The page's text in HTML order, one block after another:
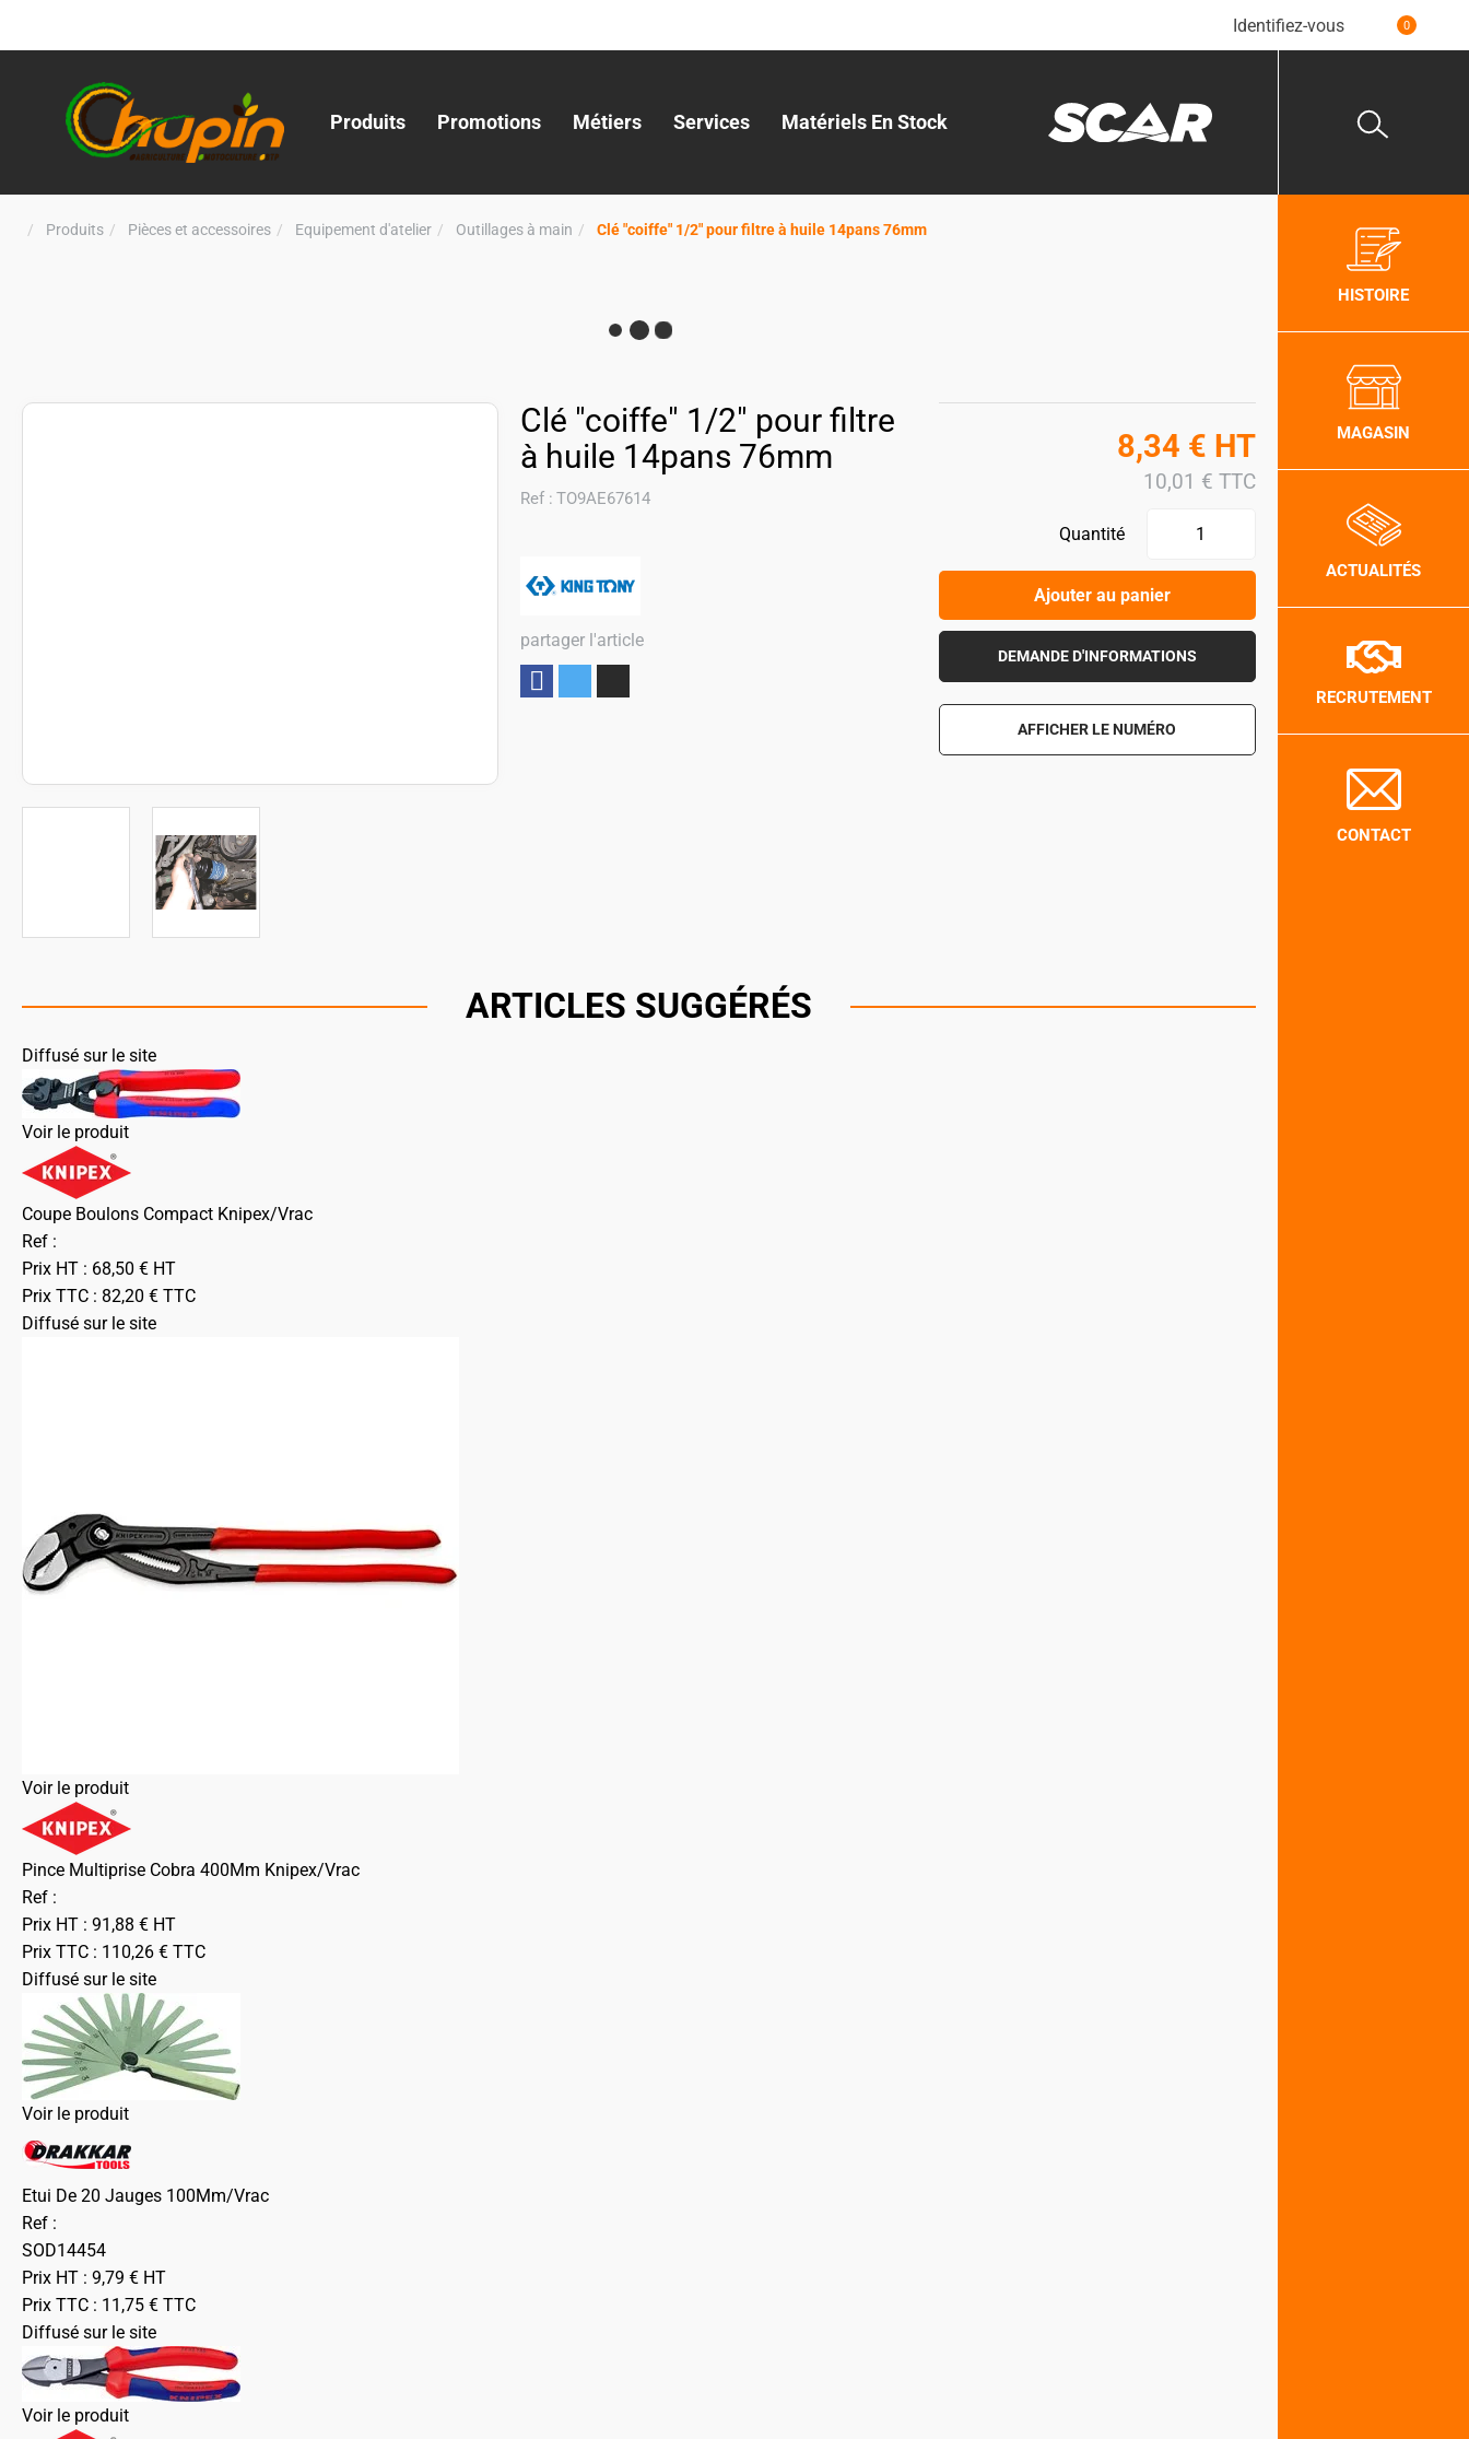
Identifiez-vous 0
Produits Promotions Métiers Services Matériels En Stock
Produits Pièces et accessoires Equipement d'atelier Outillages à main Clé "coiffe" 1/2" pour filtre à huile 14pans 76mm
Clé "coiffe" 1/2" pour filtre
à huile 14pans 76mm
Ref : TO9AE67614
partager l'article
8,34 € HT
10,01 € TTC
Quantité
Ajouter au panier
DEMANDE D'INFORMATIONS
AFFICHER LE NUMÉRO
ARTICLES SUGGÉRÉS
Diffusé sur le site
Voir le produit
Coupe Boulons Compact Knipex/Vrac
Ref :
Prix HT : 68,50 € HT
Prix TTC : 82,20 € TTC
Diffusé sur le site
Voir le produit
Pince Multiprise Cobra 400Mm Knipex/Vrac
Ref :
Prix HT : 91,88 € HT
Prix TTC : 110,26 € TTC
Diffusé sur le site
Voir le produit
Etui De 20 Jauges 100Mm/Vrac
Ref :
SOD14454
Prix HT : 9,79 € HT
Prix TTC : 11,75 € TTC
Diffusé sur le site
Voir le produit
HISTOIRE
MAGASIN
ACTUALITÉS
RECRUTEMENT
CONTACT